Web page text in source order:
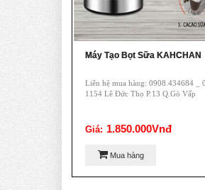
Máy Tạo Bọt Sữa KAHCHAN
Liên hệ mua hàng: 0908.434684 _
1154 Lê Đức Thọ P.13 Q.Gò Vấp
Giá: 1.850.000Vnđ
Mua hàng